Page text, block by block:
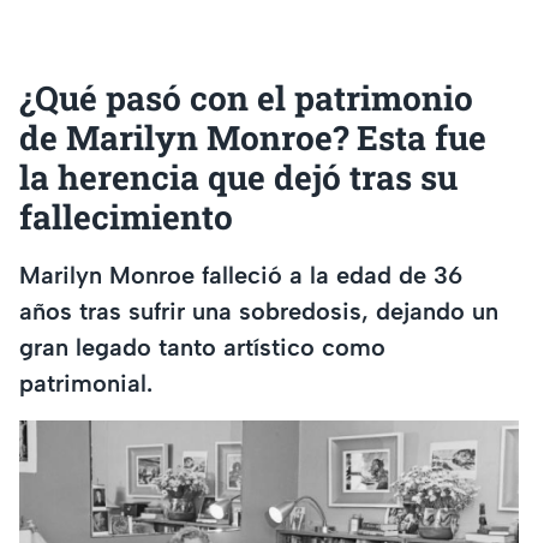
¿Qué pasó con el patrimonio
de Marilyn Monroe? Esta fue
la herencia que dejó tras su
fallecimiento
Marilyn Monroe falleció a la edad de 36
años tras sufrir una sobredosis, dejando un
gran legado tanto artístico como
patrimonial.